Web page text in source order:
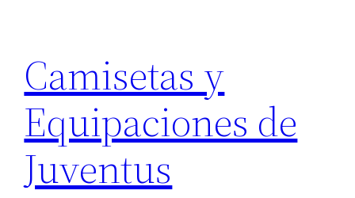
contenido
Camisetas y
Equipaciones de
Juventus